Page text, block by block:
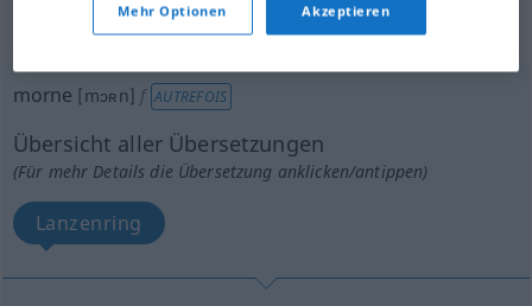
„morne“: féminin
morne [mɔʀn] f AUTREFOIS
Übersicht aller Übersetzungen
(Für mehr Details die Übersetzung anklicken/antippen)
Lanzenring
Mehr Optionen Akzeptieren